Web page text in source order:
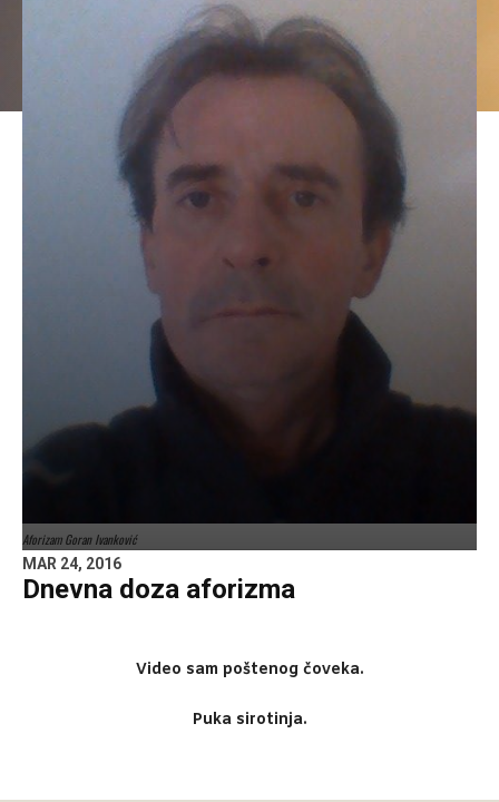
Aforizam Goran Ivanković
MAR 24, 2016
Dnevna doza aforizma
Video sam poštenog čoveka.
Puka sirotinja.